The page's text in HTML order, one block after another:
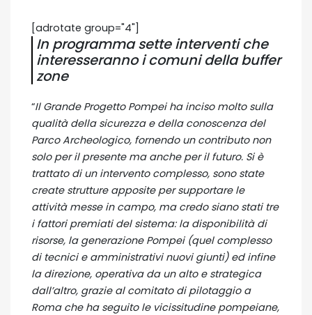
[adrotate group="4"]
In programma sette interventi che
interesseranno i comuni della buffer
zone
“Il Grande Progetto Pompei ha inciso molto sulla
qualità della sicurezza e della conoscenza del
Parco Archeologico, fornendo un contributo non
solo per il presente ma anche per il futuro. Si è
trattato di un intervento complesso, sono state
create strutture apposite per supportare le
attività messe in campo, ma credo siano stati tre
i fattori premiati del sistema: la disponibilità di
risorse, la generazione Pompei (quel complesso
di tecnici e amministrativi nuovi giunti) ed infine
la direzione, operativa da un alto e strategica
dall’altro, grazie al comitato di pilotaggio a
Roma che ha seguito le vicissitudine pompeiane,